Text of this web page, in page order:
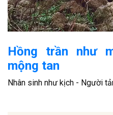
Hồng trần như
mộng tan
Nhân sinh như kịch - Người